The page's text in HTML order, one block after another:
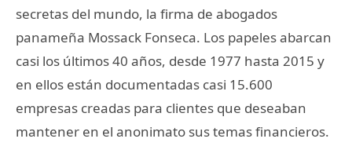
secretas del mundo, la firma de abogados
panameña Mossack Fonseca. Los papeles abarcan
casi los últimos 40 años, desde 1977 hasta 2015 y
en ellos están documentadas casi 15.600
empresas creadas para clientes que deseaban
mantener en el anonimato sus temas financieros.